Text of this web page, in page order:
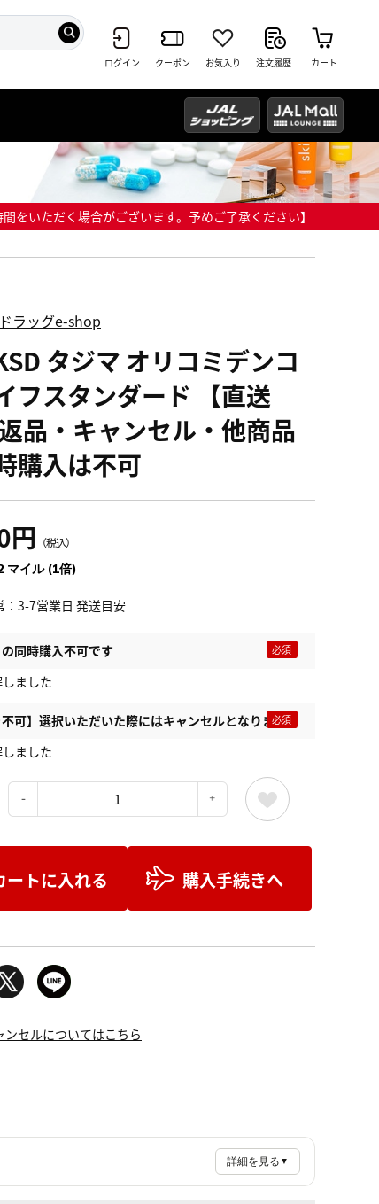
ログイン クーポン お気入り 注文履歴 カート
いただく場合がございます。予めご了承ください】
ラッグe-shop
タジマ オリコミデンコ
フスタンダード 【直送
品・キャンセル・他商品
購入は不可
円 （税込）
マイル (1倍)
：3-7営業日 発送目安
同時購入不可です
ました
不可】選択いただいた際にはキャンセルとなります
ました
ートに入れる 購入手続きへ
ンセルについてはこちら
詳細を見る ▼